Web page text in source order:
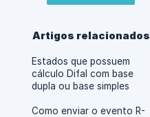
Artigos relacionados
Estados que possuem
cálculo Difal com base
dupla ou base simples
Como enviar o evento R-